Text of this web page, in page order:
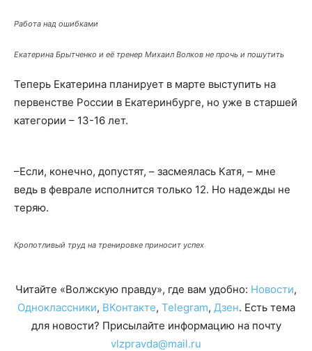
Работа над ошибками
Екатерина Брытченко и её тренер Михаил Волков не прочь и пошутить
Теперь Екатерина планирует в марте выступить на
первенстве России в Екатеринбурге, но уже в старшей
категории – 13-16 лет.
–Если, конечно, допустят, – засмеялась Катя, – мне
ведь в феврале исполнится только 12. Но надежды не
теряю.
Кропотливый труд на тренировке приносит успех
Читайте «Волжскую правду», где вам удобно: Новости,
Одноклассники, ВКонтакте, Telegram, Дзен. Есть тема
для новости? Присылайте информацию на почту
vlzpravda@mail.ru